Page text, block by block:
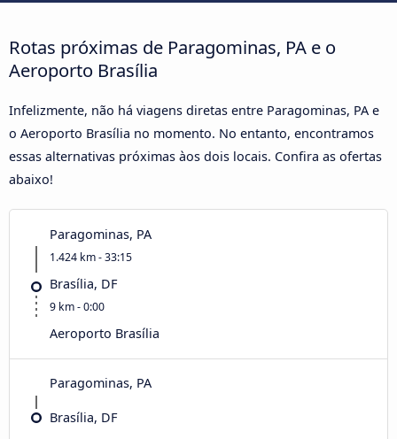
Rotas próximas de Paragominas, PA e o
Aeroporto Brasília
Infelizmente, não há viagens diretas entre Paragominas, PA e
o Aeroporto Brasília no momento. No entanto, encontramos
essas alternativas próximas àos dois locais. Confira as ofertas
abaixo!
Paragominas, PA
1.424 km - 33:15
Brasília, DF
9 km - 0:00
Aeroporto Brasília
Paragominas, PA
Brasília, DF